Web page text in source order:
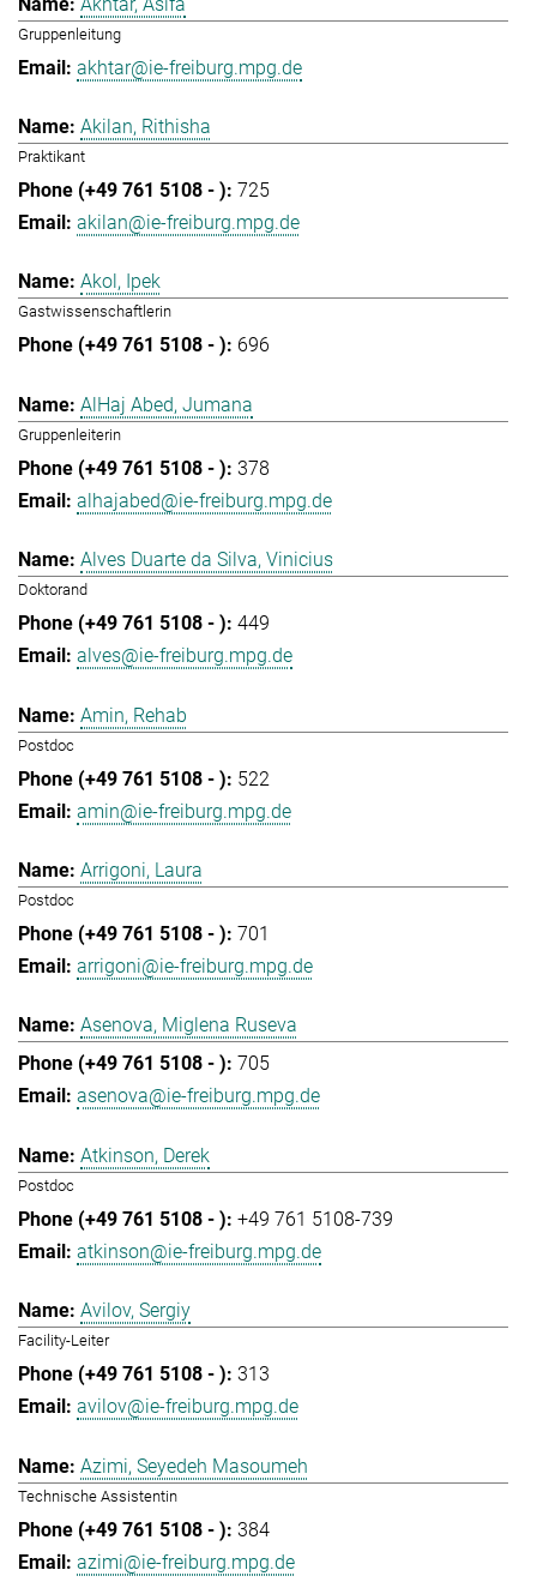
Gruppenleitung
akhtar@ie-freiburg.mpg.de
Akilan, Rithisha
Praktikant
725
akilan@ie-freiburg.mpg.de
Akol, Ipek
Gastwissenschaftlerin
696
AlHaj Abed, Jumana
Gruppenleiterin
378
alhajabed@ie-freiburg.mpg.de
Alves Duarte da Silva, Vinicius
Doktorand
449
alves@ie-freiburg.mpg.de
Amin, Rehab
Postdoc
522
amin@ie-freiburg.mpg.de
Arrigoni, Laura
Postdoc
701
arrigoni@ie-freiburg.mpg.de
Asenova, Miglena Ruseva
705
asenova@ie-freiburg.mpg.de
Atkinson, Derek
Postdoc
+49 761 5108-739
atkinson@ie-freiburg.mpg.de
Avilov, Sergiy
Facility-Leiter
313
avilov@ie-freiburg.mpg.de
Azimi, Seyedeh Masoumeh
Technische Assistentin
384
azimi@ie-freiburg.mpg.de